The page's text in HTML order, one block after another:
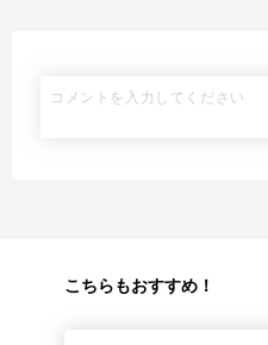
こちらもおすすめ！